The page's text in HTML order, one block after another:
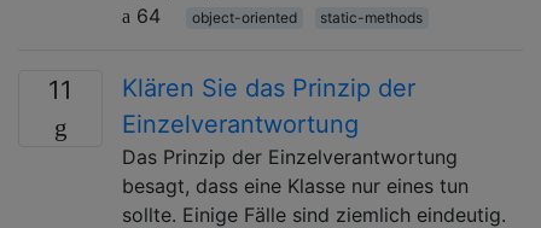
64
object-oriented static-methods
11
Klären Sie das Prinzip der
Einzelverantwortung
Das Prinzip der Einzelverantwortung
besagt, dass eine Klasse nur eines tun
sollte. Einige Fälle sind ziemlich eindeutig.